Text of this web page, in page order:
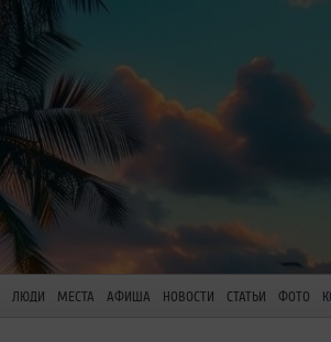
ЛЮДИ МЕСТА АФИША НОВОСТИ СТАТЬИ ФОТО